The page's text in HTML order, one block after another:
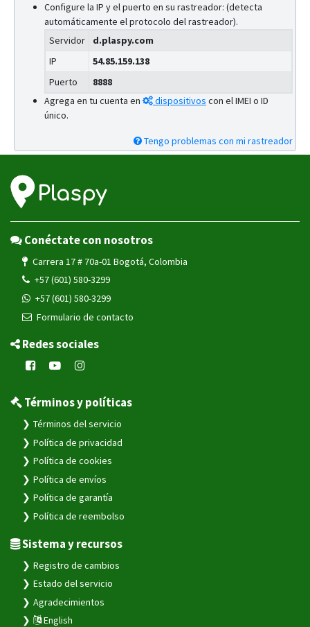
Configure la IP y el puerto en su rastreador: (detecta
automáticamente el protocolo del rastreador).
Servidor
d.plaspy.com
IP
54.85.159.138
Puerto
8888
Agrega en tu cuenta en
dispositivos con el IMEI o ID
único.
Tengo problemas con mi rastreador
Conéctate con nosotros
Carrera 17 # 70a-01 Bogotá, Colombia
+57 (601) 580-3299
+57 (601) 580-3299
Formulario de contacto
Redes sociales
Términos y políticas
Términos del servicio
Política de privacidad
Política de cookies
Política de envíos
Política de garantía
Política de reembolso
Sistema y recursos
Registro de cambios
Estado del servicio
Agradecimientos
English